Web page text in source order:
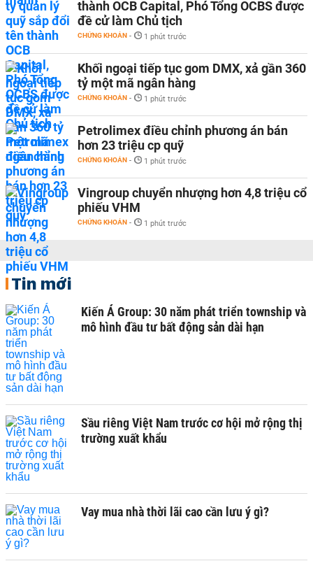
thành OCB Capital, Phó Tổng OCBS được
đề cử làm Chủ tịch
CHỨNG KHOÁN - 1 phút trước
Khối ngoại tiếp tục gom DMX, xả gần 360
tỷ một mã ngân hàng
CHỨNG KHOÁN - 1 phút trước
Petrolimex điều chỉnh phương án bán
hơn 23 triệu cp quỹ
CHỨNG KHOÁN - 1 phút trước
Vingroup chuyển nhượng hơn 4,8 triệu cổ
phiếu VHM
CHỨNG KHOÁN - 1 phút trước
Tin mới
Kiến Á Group: 30 năm phát triển township và
mô hình đầu tư bất động sản dài hạn
Sầu riêng Việt Nam trước cơ hội mở rộng thị
trường xuất khẩu
Vay mua nhà thời lãi cao cần lưu ý gì?